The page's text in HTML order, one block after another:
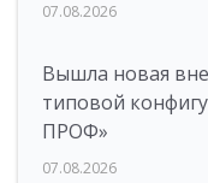
07.08.2026
Вышла новая
типовой
ПРОФ»
07.08.2026